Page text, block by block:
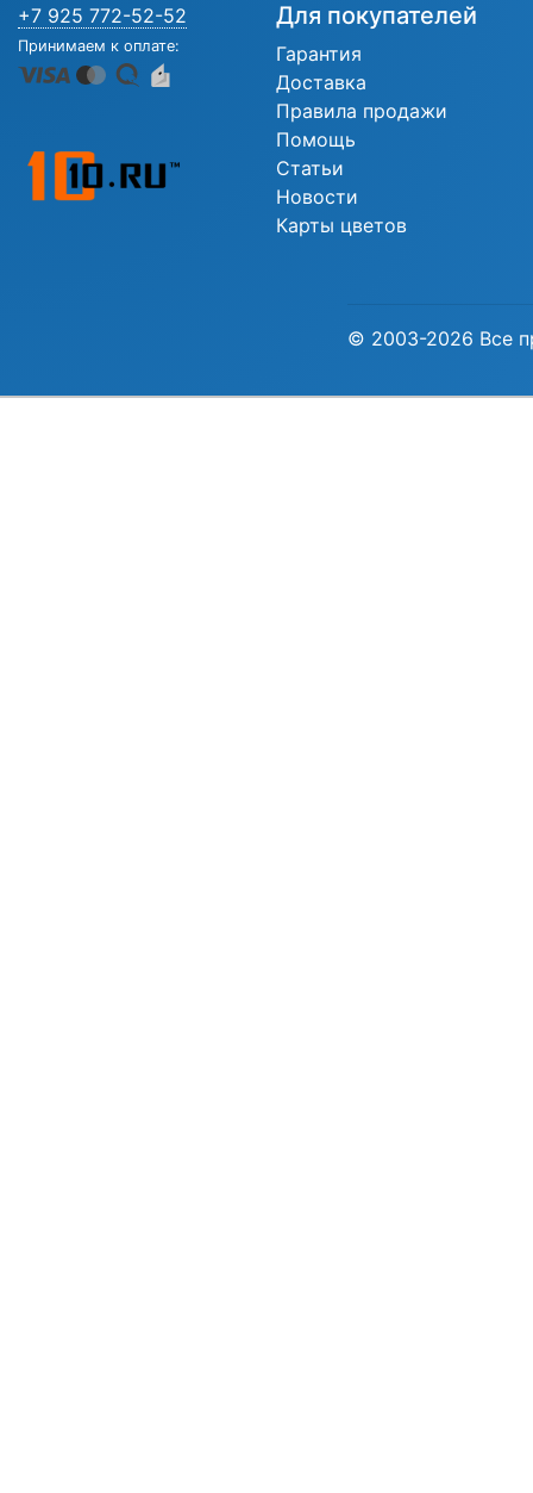
+7 925 772-52-52
Принимаем к оплате:
Для покупателей
Гарантия
Доставка
Правила продажи
Помощь
Статьи
Новости
Карты цветов
© 2003-2026 Все